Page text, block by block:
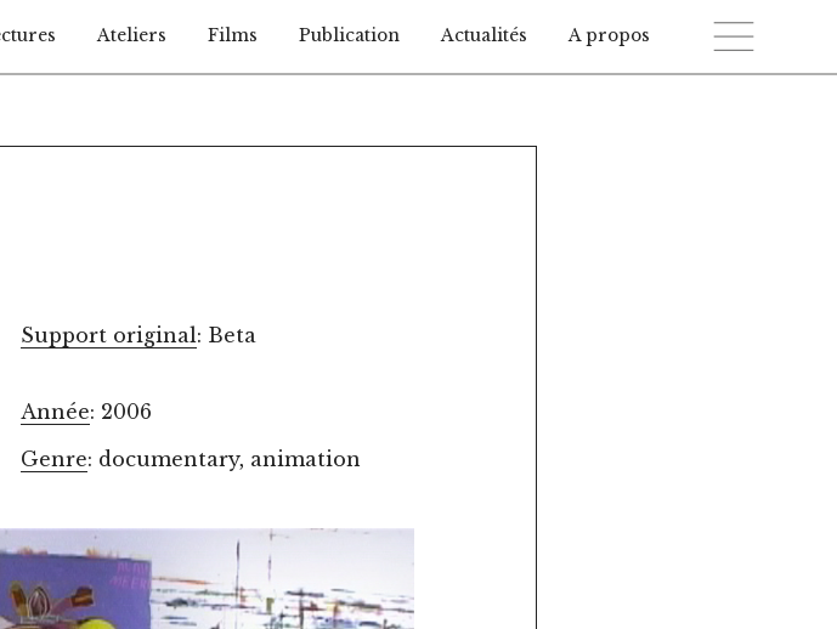
Ateliers Films Publication Actualités A propos
Support original: Beta
Année: 2006
Genre: documentary, animation